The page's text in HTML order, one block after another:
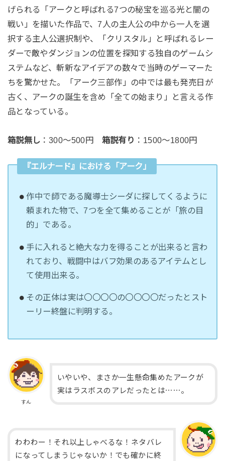
げられる「アークと呼ばれる7つの秘宝を巡る光と闇の
戦い」を描いた作品で、7人の主人公の中から一人を選
択する主人公選択制や、「クリスタル」と呼ばれるレー
ダーで敵やダンジョンの位置を探知する独自のゲームシ
ステムなど、斬新なアイデアの数々で当時のゲーマーた
ちを驚かせた。「アーク三部作」の中では最も発売日が
古く、アークの誕生を含め「全ての始まり」と言える作
品となっている。
箱説無し ：300～500円 箱説有り ：1500～1800円
『エルナード』における「アーク」
作中で師である魔導士シーダに探してくるように
頼まれた物で、7つを全て集めることが「旅の目
的」である。
手に入れると絶大な力を得ることが出来ると言わ
れており、戦闘中はバフ効果のあるアイテムとし
て使用出来る。
その正体は実は〇〇〇〇の〇〇〇〇だったとスト
ーリー終盤に判明する。
すん
いやいや、まさか一生懸命集めたアークが
実はラスボスのアレだったとは⋯⋯。
わわわー！それ以上しゃべるな！ネタバレ
になってしまうじゃないか！でも確かに終